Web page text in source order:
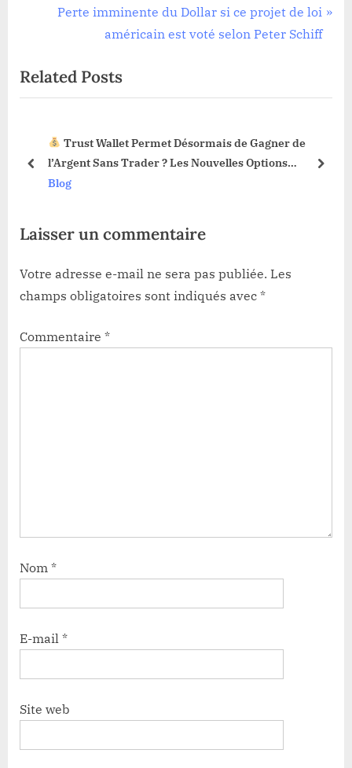
o
u
o
:
N
t
P
s
t
:
Perte imminente du Dollar si ce projet de loi
américain est voté selon Peter Schiff
Related Posts
Trust Wallet Permet Désormais de Gagner de
l’Argent Sans Trader ? Les Nouvelles Options
Dévoilées !
Blog
prev next
Laisser un commentaire
Votre adresse e-mail ne sera pas publiée. Les
champs obligatoires sont indiqués avec *
Commentaire *
Nom *
E-mail *
Site web